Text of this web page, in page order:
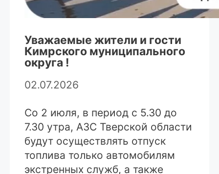
Уважаемые жители и гости
Кимрского муниципального
округа !
02.07.2026
Со 2 июля, в период с 5.30 до
7.30 утра, АЗС Тверской области
будут осуществлять отпуск
топлива только автомобилям
экстренных служб, а также